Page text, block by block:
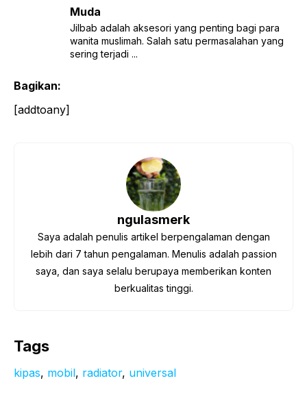
Muda
Jilbab adalah aksesori yang penting bagi para
wanita muslimah. Salah satu permasalahan yang
sering terjadi ...
Bagikan:
[addtoany]
ngulasmerk
Saya adalah penulis artikel berpengalaman dengan
lebih dari 7 tahun pengalaman. Menulis adalah passion
saya, dan saya selalu berupaya memberikan konten
berkualitas tinggi.
Tags
kipas, mobil, radiator, universal